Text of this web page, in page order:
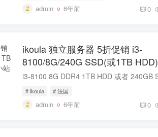
admin 6年前 0
ikoula 独立服务器 5折促销 i3-
8100/8G/240G SSD(或1TB HDD)
€17.50/月
# ikoula # 法国
admin 6年前 0